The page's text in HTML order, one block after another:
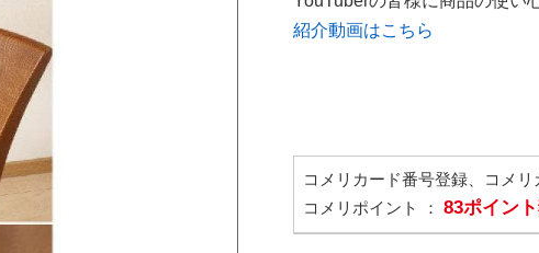
紹介動画はこちら
コメリカード番号登録、コメ
コメリポイント ： 83ポイン